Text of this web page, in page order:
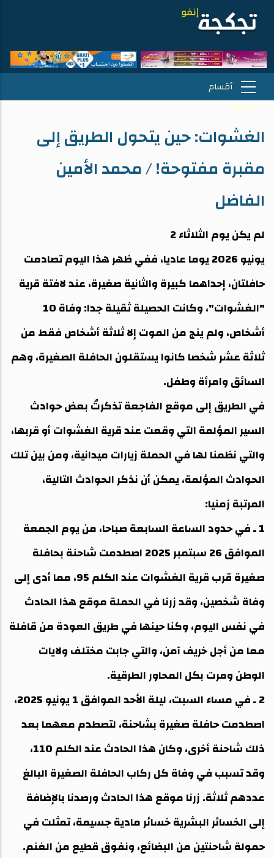
الغشوات: حين يتحول الطريق إلى
مقبرة مفتوحة! / محمد الأمين
الفاضل
لم يكن يوم الثلاثاء 2
يونيو 2026 يوما عاديا، ففي ظهر هذا اليوم تصادمت
حافلتان، إحداهما كبيرة والثانية صغيرة، عند لافتة قرية
"الغشوات"، وكانت الحصيلة ثقيلة جدا: وفاة 10
أشخاص، ولم ينج من الموت إلا ثلاثة أشخاص فقط من
ثلاثة عشر شخصا كانوا يستقلون الحافلة الصغيرة، وهم
السائق وامرأة وطفل.
في الطريق إلى موقع الفاجعة تذكرتُ بعض حوادث
السير المؤلمة التي وقعت عند قرية الغشوات أو قربها،
والتي نظمنا لها في الحملة زيارات ميدانية، ومن بين تلك
الحوادث المؤلمة، يمكن أن نذكر الحوادث التالية،
المرتبة زمنيا:
1 ـ في حدود الساعة السابعة صباحا، من يوم الجمعة
الموافق 26 سبتمبر 2025 اصطدمت شاحنة بحافلة
صغيرة قرب قرية الغشوات عند الكلم 95، مما أدى إلى
وفاة شخصين، وقد زرنا في الحملة موقع هذا الحادث
في نفس اليوم، وكنا حينها في طريق العودة من قافلة
معا من أجل خريف آمن، والتي جابت مختلف ولايات
الوطن ومرت بكل المحاور الطرقية.
2 ـ في مساء السبت، ليلة الأحد الموافق 1 يونيو 2025،
اصطدمت حافلة صغيرة بشاحنة، لتصطدم معهما بعد
ذلك شاحنة أخرى، وكان هذا الحادث عند الكلم 110،
وقد تسبب في وفاة كل ركاب الحافلة الصغيرة البالغ
عددهم ثلاثة. زرنا موقع هذا الحادث ورصدنا بالإضافة
إلى الخسائر البشرية خسائر مادية جسيمة، تمثلت في
حمولة شاحنتين من البضائع، ونفوق قطيع من الغنم.